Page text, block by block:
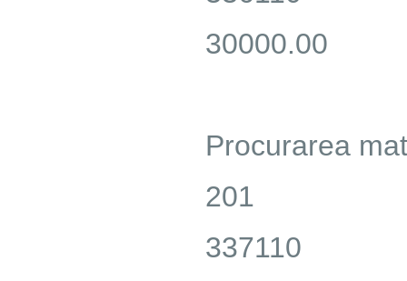
30000.00
Procurarea
201
337110